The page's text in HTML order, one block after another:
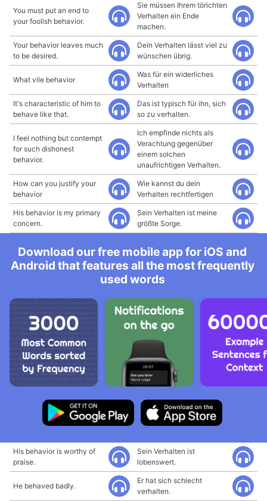
You must put an end to
your foolish behavior.
Sie müssen Ihrem törichten
Verhalten ein Ende
machen.
Your behavior leaves much
to be desired.
Dein Verhalten lässt viel zu
wünschen übrig.
What vile behavior
Was für ein widerliches
Verhalten
It's characteristic of him to
behave like that.
Das ist typisch für ihn, sich
so zu verhalten.
I feel nothing but contempt
for such dishonest
behavior.
Ich empfinde nichts als
Verachtung gegenüber
einem solchen
unaufrichtigen Verhalten.
How can you justify your
behavior
Wie kannst du dein
Verhalten rechtfertigen
His behavior is my primary
concern.
Sein Verhalten ist meine
größte Sorge.
Download our free mobile app for iOS and
Android that features all the most frequently
used words
His behavior is worthy of
praise.
Sein Verhalten ist
lobenswert.
He behaved badly.
Er hat sich schlecht
verhalten.